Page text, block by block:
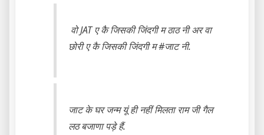
वो JAT ए कै जिसकी जिंदगी म ठाठ नी अर वा
छोरी ए कै जिसकी जिंदगी म #जाट नी.
जाट के घर जन्म यूं ही नहीं मिलता राम जी गैल
लठ बजाणा पड़े हैं.